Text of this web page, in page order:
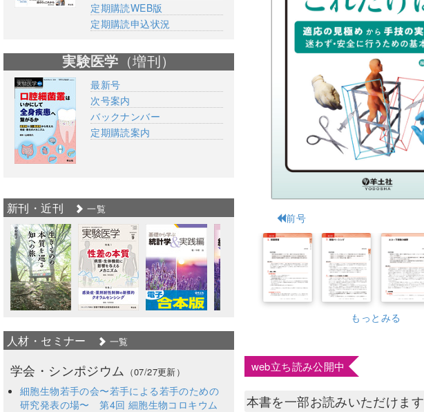
前号
もっとみる
web立ち読み公開中
本書を一部お読みいただけます
定期購読WEB版
定期購読申込状況
実験医学 （増刊）
最新号
次号案内
バックナンバー
定期購読案内
新刊・近刊 一覧
人材・セミナー 一覧
学会・シンポジウム （07/27更新）
細胞生物若手の会〜若手による若手のための
研究発表の場〜 第4回 細胞生物コロキウム